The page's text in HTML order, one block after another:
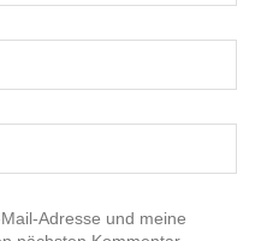
Adresse und meine